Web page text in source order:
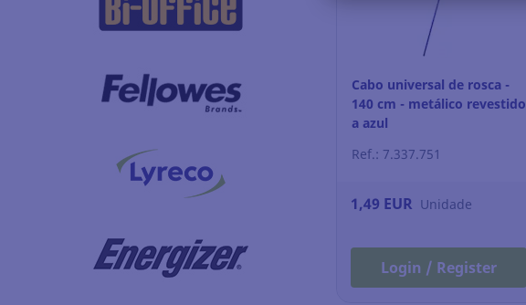
Cabo universal de rosca -
140 cm - metálico revestido
a azul
Ref.: 7.337.751
1,49 EUR Unidade
Login / Register